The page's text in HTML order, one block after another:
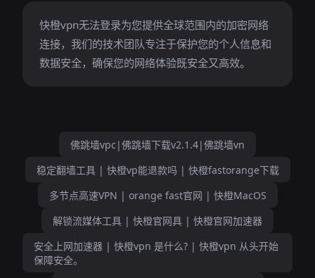
快橙vpn无法登录为您提供全球范围内的加密网络
连接，我们的技术团队专注于保护您的个人信息和
数据安全，确保您的网络体验既安全又高效。
佛跳墙vpc|佛跳墙下载v2.1.4|佛跳墙vn
稳定翻墙工具 | 快橙vp能退款吗 | 快橙fastorange下载
多节点高速VPN | orange fast官网 | 快橙MacOS
解锁流媒体工具 | 快橙官网具 | 快橙官网加速器
安全上网加速器 | 快橙vpn 是什么? | 快橙vpn 从头开始
保障安全。